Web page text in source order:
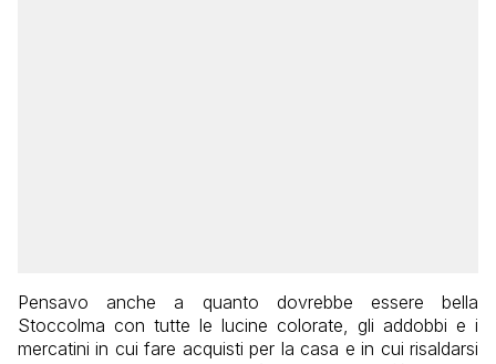
Pensavo anche a quanto dovrebbe essere bella
Stoccolma con tutte le lucine colorate, gli addobbi e i
mercatini in cui fare acquisti per la casa e in cui risaldarsi